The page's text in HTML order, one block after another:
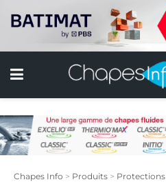
Chapes Info > Produits > Protections